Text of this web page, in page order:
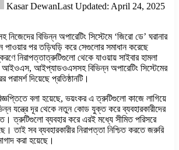
Kasar DewanLast Updated: April 24, 2025
বিভিন্ন অপারেটিং সিস্টেমে ‘জিরো ডে’ ঘরানার
পাওয়ার পর তড়িঘড়ি করে সেগুলোর সমাধান করেছে
নিরাপত্তাত্রুটিগুলো থেকে যাওয়ায় সাইবার হামলা
আইপ্যাডওএসসহ বিভিন্ন অপারেটিং সিস্টেমের
পরামর্শ দিয়েছে প্রতিষ্ঠানটি।
বলা হয়েছে, ভয়ংকর এ ত্রুটিগুলো কাজে লাগিয়ে
যন্ত্রে দূর থেকে নতুন কোড যুক্ত করে ব্যবহারকারীদের
ত্রুটিগুলো ব্যবহার করে এরই মধ্যে সীমিত পরিসরে
তাই সব ব্যবহারকারীর নিরাপত্তা নিশ্চিত করতে জরুরি
করা হয়েছে।